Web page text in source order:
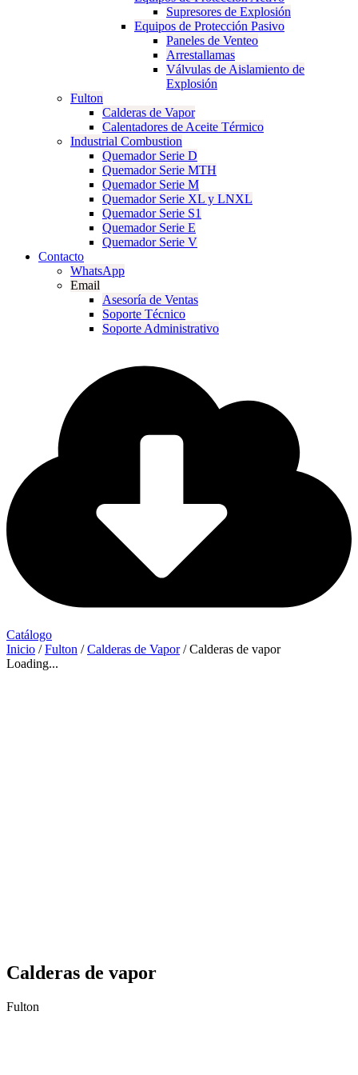
Supresores de Explosión
Equipos de Protección Pasivo
Paneles de Venteo
Arrestallamas
Válvulas de Aislamiento de
Explosión
Fulton
Calderas de Vapor
Calentadores de Aceite Térmico
Industrial Combustion
Quemador Serie D
Quemador Serie MTH
Quemador Serie M
Quemador Serie XL y LNXL
Quemador Serie S1
Quemador Serie E
Quemador Serie V
Contacto
WhatsApp
Email
Asesoría de Ventas
Soporte Técnico
Soporte Administrativo
Catálogo
Inicio /Fulton /Calderas de Vapor/ Calderas de vapor
Loading...
Calderas de vapor
Fulton